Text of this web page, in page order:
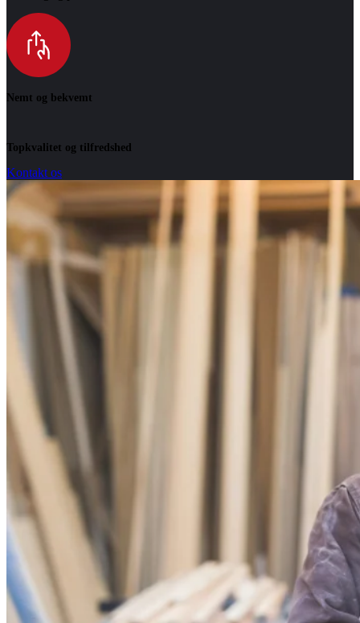
Nemt og bekvemt
Topkvalitet og tilfredshed
Kontakt os